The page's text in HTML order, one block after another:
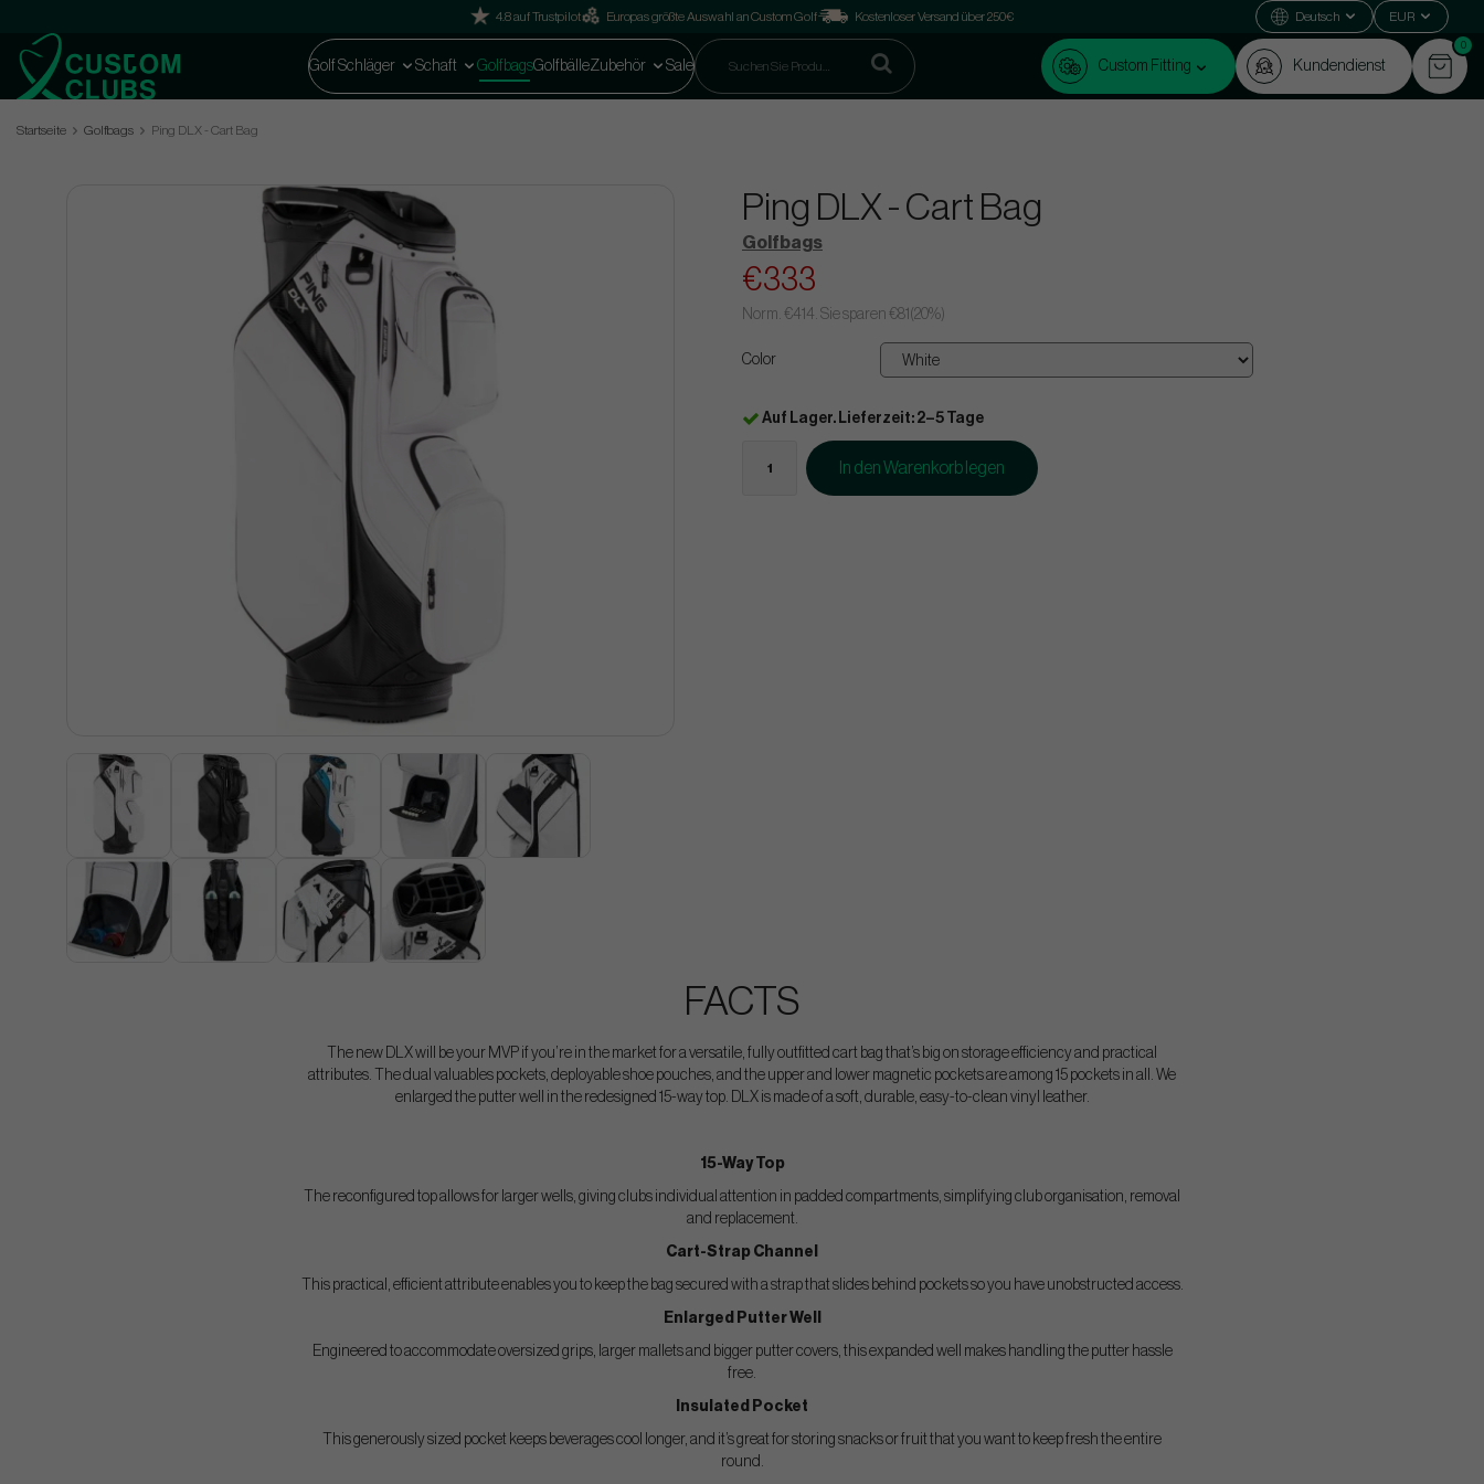
4.8 auf Trustpilot Europas größte Auswahl an Custom Golf Kostenloser Versand über 250€ Deutsch EUR
Golf Schläger Schaft GolfbagsGolfbälleZubehör Sale Custom Fitting Kundendienst
0
Startseite Golfbags Ping DLX - Cart Bag
Ping DLX - Cart Bag
Golfbags
€333
Norm. €414. Sie sparen €81 (20%)
Color
Auf Lager. Lieferzeit: 2–5 Tage
In den Warenkorb legen
FACTS
The new DLX will be your MVP if you’re in the market for a versatile, fully outfitted cart bag that’s big on storage efficiency and practical
attributes. The dual valuables pockets, deployable shoe pouches, and the upper and lower magnetic pockets are among 15 pockets in all. We
enlarged the putter well in the redesigned 15-way top. DLX is made of a soft, durable, easy-to-clean vinyl leather.
15-Way Top
The reconfigured top allows for larger wells, giving clubs individual attention in padded compartments, simplifying club organisation, removal
and replacement.
Cart-Strap Channel
This practical, efficient attribute enables you to keep the bag secured with a strap that slides behind pockets so you have unobstructed access.
Enlarged Putter Well
Engineered to accommodate oversized grips, larger mallets and bigger putter covers, this expanded well makes handling the putter hassle
free.
Insulated Pocket
This generously sized pocket keeps beverages cool longer, and it’s great for storing snacks or fruit that you want to keep fresh the entire
round.